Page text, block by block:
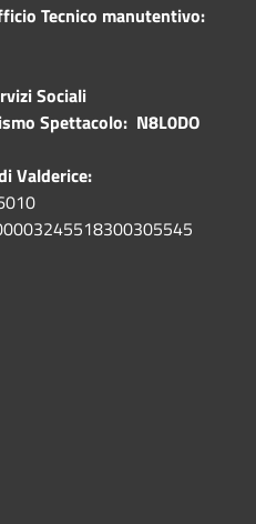
Tecnico manutentivo:
Sociali
Spettacolo: N8L0DO
Valderice: